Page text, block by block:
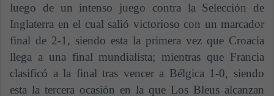
luego de un intenso juego contra la Selección de
Inglaterra en el cual salió victorioso con un marcador
final de 2-1, siendo esta la primera vez que Croacia
llega a una final mundialista; mientras que Francia
clasificó a la final tras vencer a Bélgica 1-0, siendo
esta la tercera ocasión en la que Los Bleus alcanzan